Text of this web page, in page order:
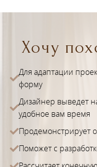
Хочу
Для адаптации
форму
Дизайнер выведет
удобное вам время
Продемонстрирует
Поможет с